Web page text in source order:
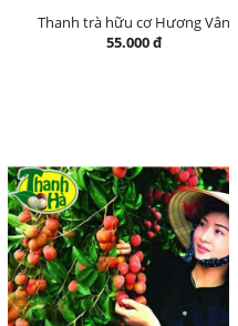
Thanh trà hữu cơ Hương Vân
55.000 đ